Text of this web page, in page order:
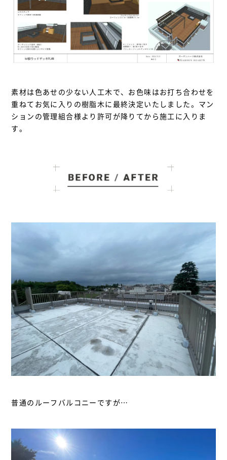
素材は色あせの少ない人工木で、お色味はお打ち合わせを
重ねてお気に入りの樹脂木に最終決定いたしました。マン
ションの管理組合様より許可が降りてから施工に入りま
す。
普通のルーフバルコニーですが…